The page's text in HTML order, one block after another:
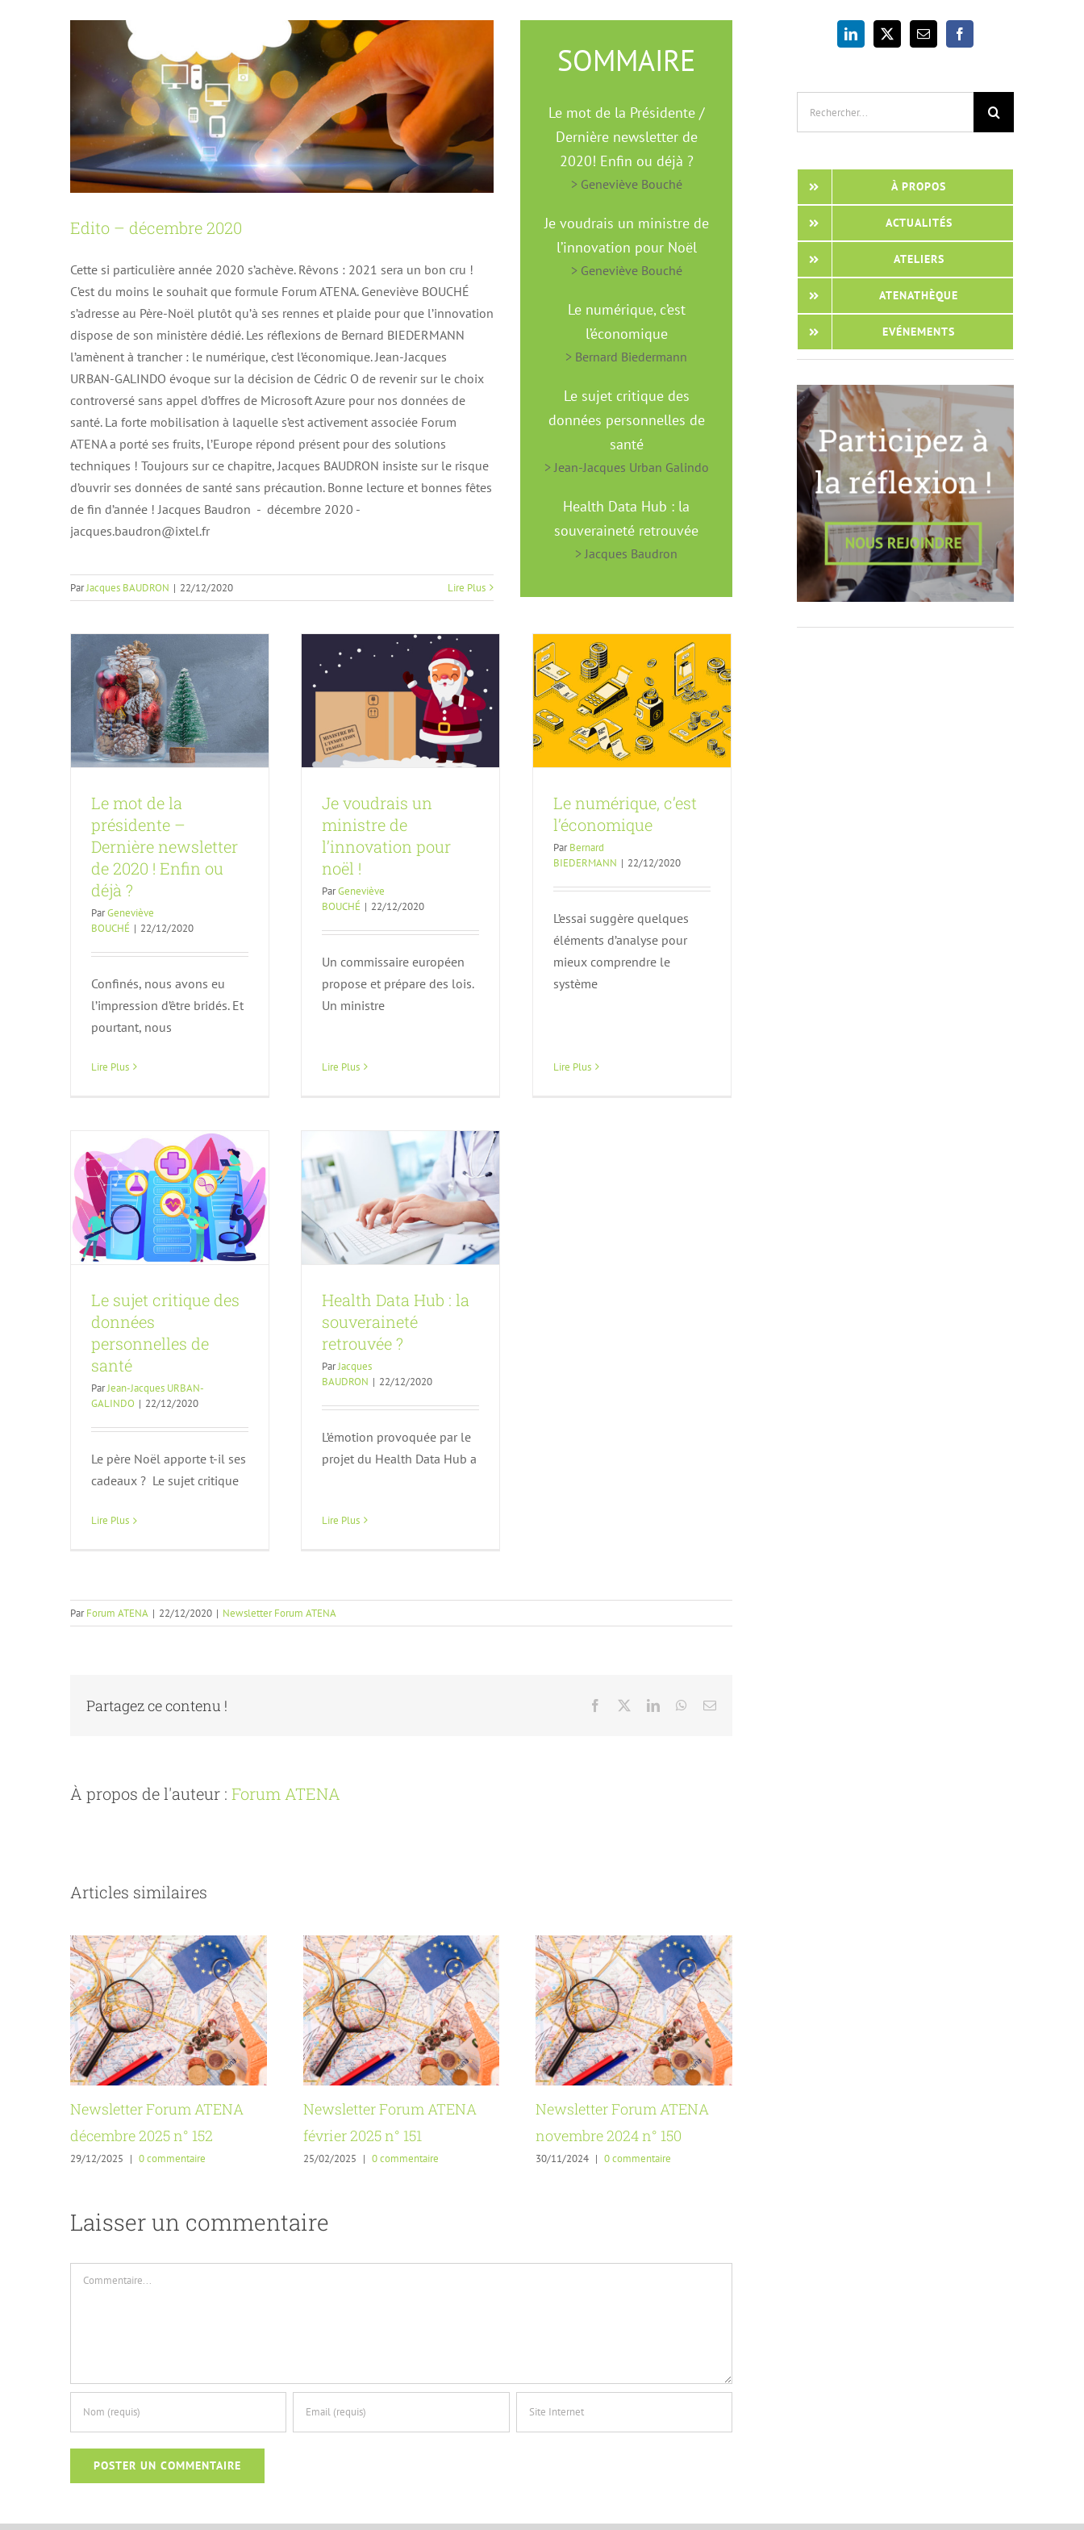
Edito – décembre 2020
Cette si particulière année 2020 s’achève. Rêvons : 2021 sera un bon cru !
C’est du moins le souhait que formule Forum ATENA. Geneviève BOUCHÉ
s’adresse au Père-Noël plutôt qu’à ses rennes et plaide pour que l’innovation
dispose de son ministère dédié. Les réflexions de Bernard BIEDERMANN
l’amènent à trancher : le numérique, c’est l’économique. Jean-Jacques
URBAN-GALINDO évoque sur la décision de Cédric O de revenir sur le choix
controversé sans appel d’offres de Microsoft Azure pour nos données de
santé. La forte mobilisation à laquelle s’est activement associée Forum
ATENA a porté ses fruits, l’Europe répond présent pour des solutions
techniques ! Toujours sur ce chapitre, Jacques BAUDRON insiste sur le risque
d’ouvrir ses données de santé sans précaution. Bonne lecture et bonnes fêtes
de fin d’année ! Jacques Baudron - décembre 2020 -
jacques.baudron@ixtel.fr
ParJacques BAUDRON | 22/12/2020 Lire Plus
SOMMAIRE
Le mot de la Présidente /
Dernière newsletter de
2020! Enfin ou déjà ?
> Geneviève Bouché
Je voudrais un ministre de
l’innovation pour Noël
> Geneviève Bouché
Le numérique, c’est
l’économique
> Bernard Biedermann
Le sujet critique des
données personnelles de
santé
> Jean-Jacques Urban Galindo
Health Data Hub : la
souveraineté retrouvée
> Jacques Baudron
– Dernière newsletter
de 2020 ! Enfin ou déjà ?
Le mot de la
présidente –
Dernière newsletter
de 2020 ! Enfin ou
déjà ?
ParGeneviève
BOUCHÉ | 22/12/2020
Confinés, nous avons eu
l’impression d’être bridés. Et
pourtant, nous
Lire Plus
de l’innovation pour
noël !
Je voudrais un
ministre de
l’innovation pour
noël !
ParGeneviève
BOUCHÉ | 22/12/2020
Un commissaire européen
propose et prépare des lois.
Un ministre
Lire Plus
Le numérique, c’est
Le numérique, c’est
l’économique
ParBernard
BIEDERMANN | 22/12/2020
L’essai suggère quelques
éléments d’analyse pour
mieux comprendre le
système
Lire Plus
données personnelles
Le sujet critique des
données
personnelles de
santé
ParJean-Jacques URBAN-
GALINDO | 22/12/2020
Le père Noël apporte t-il ses
cadeaux ? Le sujet critique
Lire Plus
souveraineté retrouvée
Health Data Hub : la
souveraineté
retrouvée ?
ParJacques
BAUDRON | 22/12/2020
L’émotion provoquée par le
projet du Health Data Hub a
Lire Plus
ParForum ATENA | 22/12/2020 | Newsletter Forum ATENA
Partagez ce contenu ! Facebook LinkedInWhatsApp
Email
À propos de l'auteur : Forum ATENA
Articles similaires
Newsletter Forum ATENA
décembre 2025 n° 152
29/12/2025 | 0 commentaire
Newsletter Forum ATENA
février 2025 n° 151
25/02/2025 | 0 commentaire
Newsletter Forum ATENA
novembre 2024 n° 150
30/11/2024 | 0 commentaire
Laisser un commentaire
À PROPOS
ACTUALITÉS
ATELIERS
ATENATHÈQUE
EVÉNEMENTS